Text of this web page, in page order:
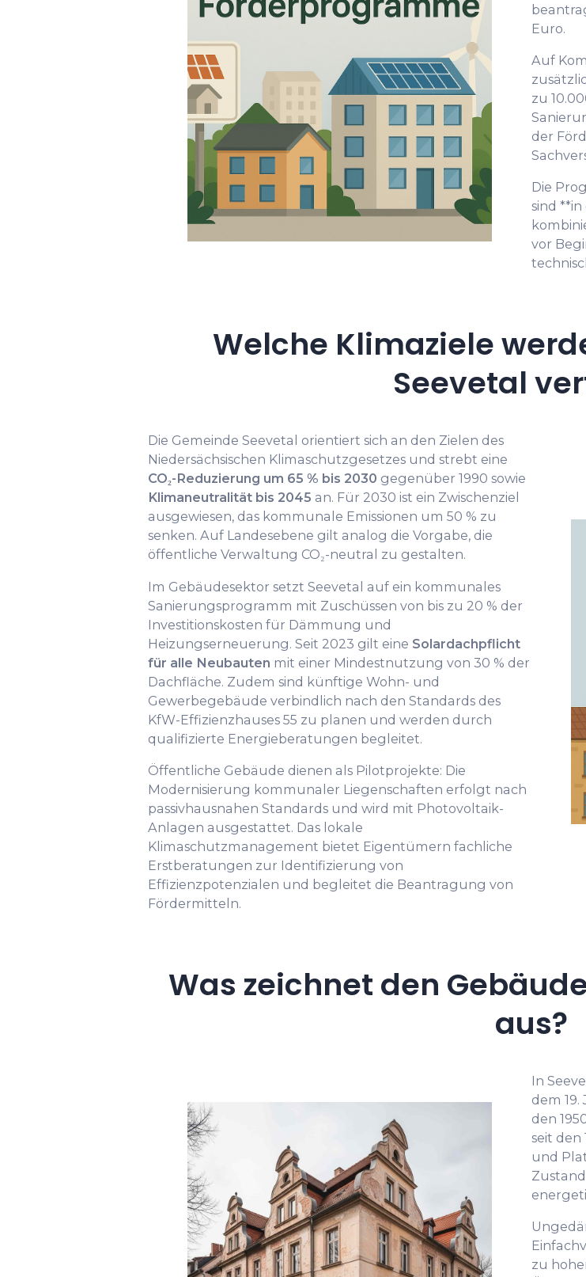
Euro.
Auf
zu
der
Die
sind
vor
Welche Klimaziele
Seevetal
Die Gemeinde Seevetal orientiert sich an den Zielen des
Niedersächsischen Klimaschutzgesetzes und strebt eine
CO₂-Reduzierung um 65 % bis 2030 gegenüber 1990 sowie
Klimaneutralität bis 2045 an. Für 2030 ist ein Zwischenziel
ausgewiesen, das kommunale Emissionen um 50 % zu
senken. Auf Landesebene gilt analog die Vorgabe, die
öffentliche Verwaltung CO₂-neutral zu gestalten.
Im Gebäudesektor setzt Seevetal auf ein kommunales
Sanierungsprogramm mit Zuschüssen von bis zu 20 % der
Investitionskosten für Dämmung und
Heizungserneuerung. Seit 2023 gilt eine Solardachpflicht
für alle Neubauten mit einer Mindestnutzung von 30 % der
Dachfläche. Zudem sind künftige Wohn- und
Gewerbegebäude verbindlich nach den Standards des
KfW-Effizienzhauses 55 zu planen und werden durch
qualifizierte Energieberatungen begleitet.
Öffentliche Gebäude dienen als Pilotprojekte: Die
Modernisierung kommunaler Liegenschaften erfolgt nach
passivhausnahen Standards und wird mit Photovoltaik-
Anlagen ausgestattet. Das lokale
Klimaschutzmanagement bietet Eigentümern fachliche
Erstberatungen zur Identifizierung von
Effizienzpotenzialen und begleitet die Beantragung von
Fördermitteln.
Was zeichnet den
aus?
In
dem
den
seit den
und
zu